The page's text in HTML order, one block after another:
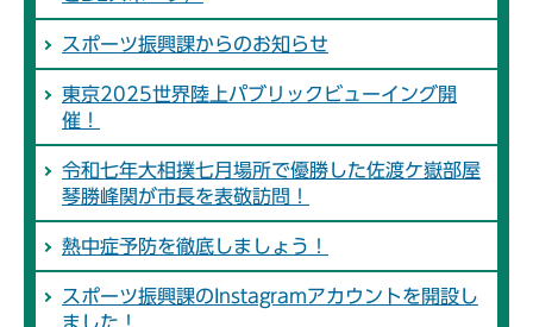
スポーツ振興課からのお知らせ
東京2025世界陸上パブリックビューイング開
催！
令和七年大相撲七月場所で優勝した佐渡ケ嶽部屋
琴勝峰関が市長を表敬訪問！
熱中症予防を徹底しましょう！
スポーツ振興課のInstagramアカウントを開設し
ました！